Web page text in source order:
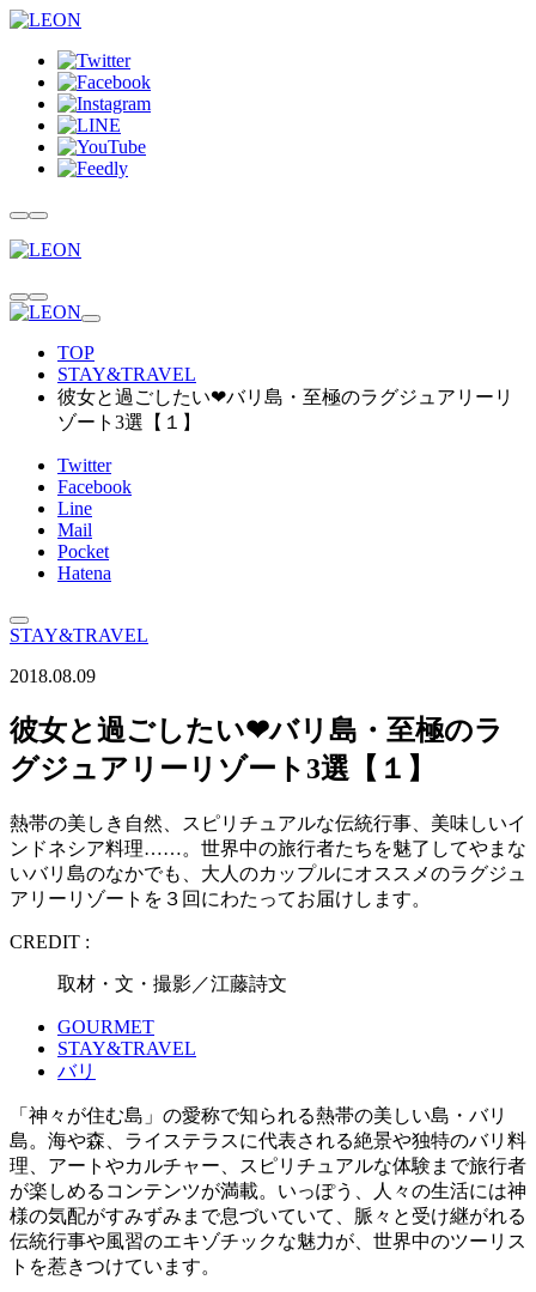
TOP
STAY&TRAVEL
彼女と過ごしたい❤バリ島・至極のラグジュアリーリ
ゾート3選【１】
Twitter
Facebook
Line
Mail
Pocket
Hatena
STAY&TRAVEL
2018.08.09
彼女と過ごしたい❤バリ島・至極のラ
グジュアリーリゾート3選【１】
熱帯の美しき自然、スピリチュアルな伝統行事、美味しいイ
ンドネシア料理……。世界中の旅行者たちを魅了してやまな
いバリ島のなかでも、大人のカップルにオススメのラグジュ
アリーリゾートを３回にわたってお届けします。
CREDIT :
取材・文・撮影／江藤詩文
GOURMET
STAY&TRAVEL
バリ
「神々が住む島」の愛称で知られる熱帯の美しい島・バリ
島。海や森、ライステラスに代表される絶景や独特のバリ料
理、アートやカルチャー、スピリチュアルな体験まで旅行者
が楽しめるコンテンツが満載。いっぽう、人々の生活には神
様の気配がすみずみまで息づいていて、脈々と受け継がれる
伝統行事や風習のエキゾチックな魅力が、世界中のツーリス
トを惹きつけています。